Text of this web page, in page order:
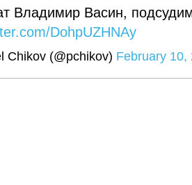
Владимир Васин,
DohpUZHNAy
Chikov (@pchikov) February 10,